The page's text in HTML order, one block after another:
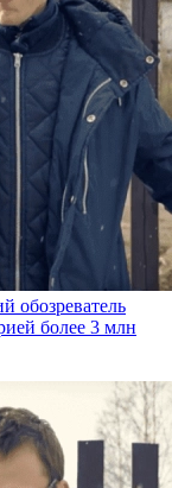
обозреватель
более 3 млн